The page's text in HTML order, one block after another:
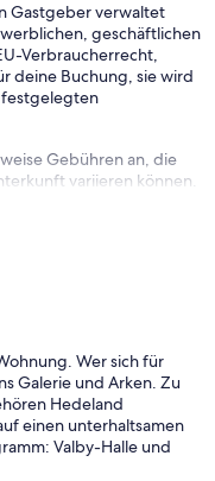
Gastgeber verwaltet
geschäftlichen
Verbraucherrecht,
deine Buchung, sie wird
festgelegten
Gebühren an, die
variieren können.
Wer sich für
Galerie und Arken. Zu
Hedeland
einen unterhaltsamen
Valby-Halle und